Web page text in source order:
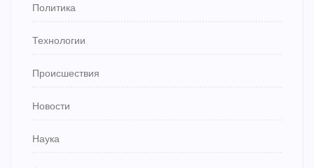
Политика
Технологии
Происшествия
Новости
Наука